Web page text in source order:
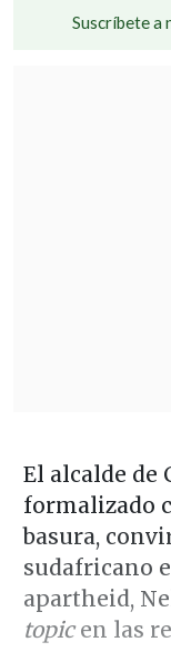
Suscríbete a
El alcalde de
formalizado
basura,
sudafricano
apartheid,
topicen las